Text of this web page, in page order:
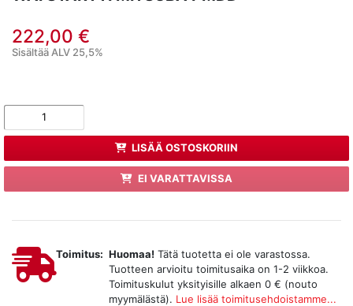
222,00 €
Sisältää ALV 25,5%
LISÄÄ OSTOSKORIIN
EI VARATTAVISSA
Toimitus: Huomaa! Tätä tuotetta ei ole varastossa.
Tuotteen arvioitu toimitusaika on 1-2 viikkoa.
Toimituskulut yksityisille alkaen 0 € (nouto
myymälästä). Lue lisää toimitusehdoistamme...